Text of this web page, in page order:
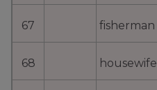
67 fisherman
68 housewife